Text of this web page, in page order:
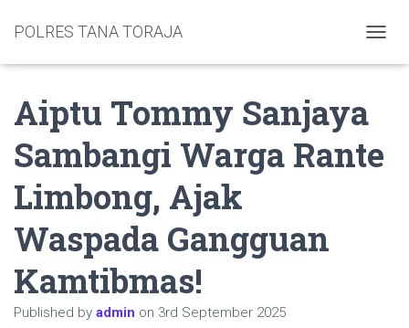
POLRES TANA TORAJA
Aiptu Tommy Sanjaya
Sambangi Warga Rante
Limbong, Ajak
Waspada Gangguan
Kamtibmas!
Published by admin on 3rd September 2025